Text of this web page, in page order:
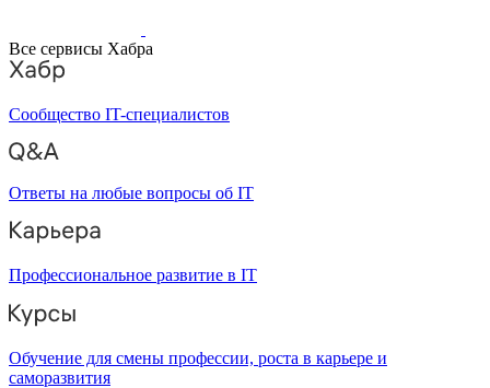
Все сервисы Хабра
Сообщество IT-специалистов
Ответы на любые вопросы об IT
Профессиональное развитие в IT
Обучение для смены профессии, роста в карьере и
саморазвития